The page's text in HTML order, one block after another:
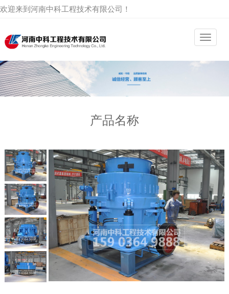
欢迎来到河南中科工程技术有限公司！
产品名称